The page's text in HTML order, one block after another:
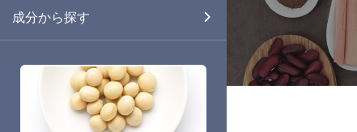
成分から探す